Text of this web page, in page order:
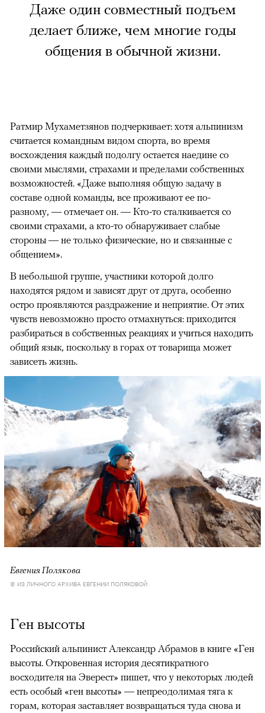
Даже один совместный подъем
делает ближе, чем многие годы
общения в обычной жизни.
Ратмир Мухаметзянов подчеркивает: хотя альпинизм
считается командным видом спорта, во время
восхождения каждый подолгу остается наедине со
своими мыслями, страхами и пределами собственных
возможностей. «Даже выполняя общую задачу в
составе одной команды, все проживают ее по-
разному, — отмечает он. — Кто-то сталкивается со
своими страхами, а кто-то обнаруживает слабые
стороны — не только физические, но и связанные с
общением».
В небольшой группе, участники которой долго
находятся рядом и зависят друг от друга, особенно
остро проявляются раздражение и неприятие. От этих
чувств невозможно просто отмахнуться: приходится
разбираться в собственных реакциях и учиться находить
общий язык, поскольку в горах от товарища может
зависеть жизнь.
Евгения Полякова
© ИЗ ЛИЧНОГО АРХИВА ЕВГЕНИИ ПОЛЯКОВОЙ
Ген высоты
Российский альпинист Александр Абрамов в книге «Ген
высоты. Откровенная история десятикратного
восходителя на Эверест» пишет, что у некоторых людей
есть особый «ген высоты» — непреодолимая тяга к
горам, которая заставляет возвращаться туда снова и